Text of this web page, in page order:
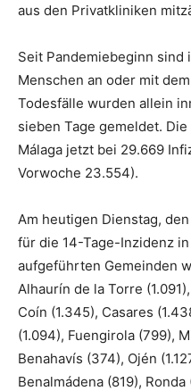
aus den Privatkliniken
Seit Pandemiebeginn sind
Menschen an oder mit
Todesfälle wurden allein
sieben Tage gemeldet.
Málaga jetzt bei 29.669
Vorwoche 23.554).
Am heutigen Dienstag,
für die 14-Tage-Inzidenz
aufgeführten Gemeinden
Alhaurín de la Torre
Coín (1.345), Casares
(1.094), Fuengirola (799),
Benahavís (374), Ojén
Benalmádena (819),